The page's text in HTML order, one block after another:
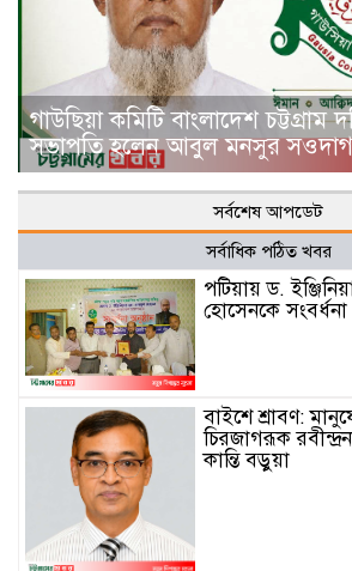
গাউছিয়া কমিটি বাংলাদেশ চট্টগ্রাম
সভাপতি হলেন আবুল মনসুর
সর্বশেষ আপডেট
সর্বাধিক পঠিত খবর
পটিয়ায় ড.
হোসেনকে সংবর্ধনা
বাইশে শ্রাবণ:
চিরজাগরূক
কান্তি বড়ুয়া